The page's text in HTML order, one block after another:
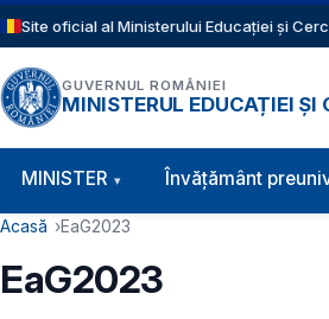
Sari la conținutul principal
Site oficial al Ministerului Educației și
GUVERNUL ROMÂNIEI
MINISTERUL EDUCAȚIEI ȘI
Navigație principală
MINISTER Învăţământ
Cale de navigare
Acasă EaG2023
EaG2023